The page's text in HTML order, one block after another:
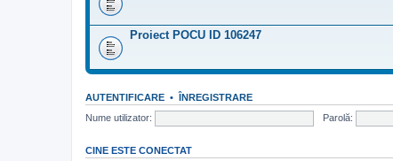
Proiect POCU ID 106247
AUTENTIFICARE • ÎNREGISTRARE
Nume utilizator:
Parolă:
CINE ESTE CONECTAT